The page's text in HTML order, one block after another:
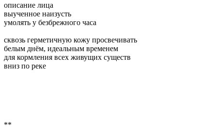
описание лица
выученное наизусть
умолять у безбрежного часа
сквозь герметичную кожу просвечивать
белым днём, идеальным временем
для кормления всех живущих существ
вниз по реке
**